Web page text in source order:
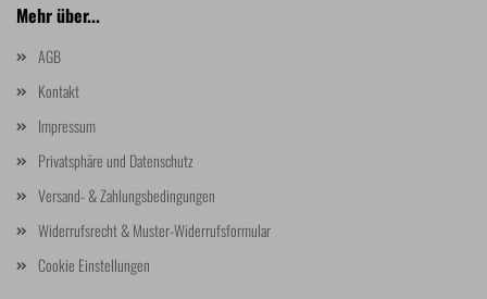
Mehr über...
AGB
Kontakt
Impressum
Privatsphäre und Datenschutz
Versand- & Zahlungsbedingungen
Widerrufsrecht & Muster-Widerrufsformular
Cookie Einstellungen